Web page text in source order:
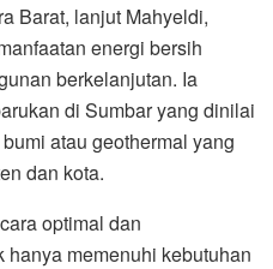
Barat, lanjut Mahyeldi,
energi bersih
berkelanjutan. Ia
di Sumbar yang dinilai
atau geothermal yang
dan kota.
optimal dan
memenuhi kebutuhan